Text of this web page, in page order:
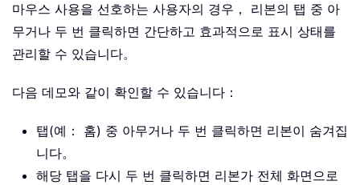
마우스 사용을 선호하는 사용자의 경우， 리본의 탭 중 아
무거나 두 번 클릭하면 간단하고 효과적으로 표시 상태를
관리할 수 있습니다。
다음 데모와 같이 확인할 수 있습니다：
탭(예： 홈) 중 아무거나 두 번 클릭하면 리본이 숨겨집
니다。
해당 탭을 다시 두 번 클릭하면 리본가 전체 화면으로